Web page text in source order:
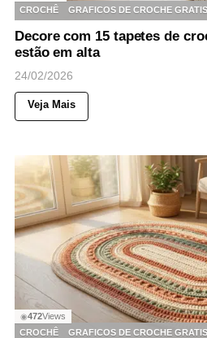
CROCHÊ
GRAFICOS DE CROCHE GRATIS
Decore com 15 tapetes de
estão em alta
24/02/2026
Veja Mais
◉472Views
CROCHÊ
GRAFICOS DE CROCHE GRATIS